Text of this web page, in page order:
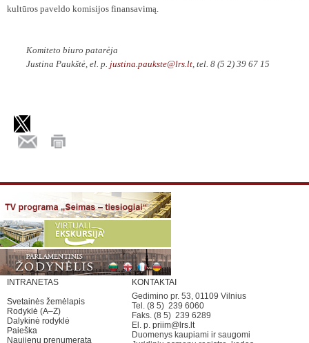
kultūros paveldo komisijos finansavimą.
Komiteto biuro patarėja
Justina Paukštė, el. p. justina.paukste@lrs.lt, tel. 8 (5 2) 39 67 15
INTRANETAS
Svetainės žemėlapis
Rodyklė (A–Z)
Dalykinė rodyklė
Paieška
Naujienų prenumerata
KONTAKTAI
Gedimino pr. 53, 01109 Vilnius
Tel. (8 5) 239 6060
Faks. (8 5) 239 6289
El. p. priim@lrs.lt
Duomenys kaupiami ir saugomi